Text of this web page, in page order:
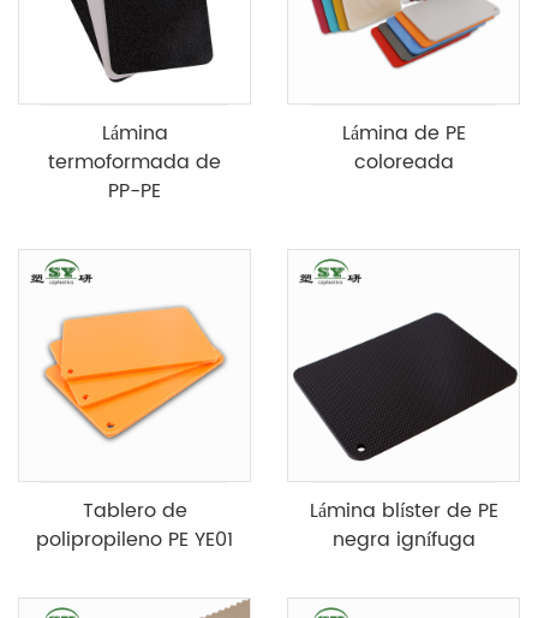
Lámina
termoformada de
PP-PE
Lámina de PE
coloreada
Tablero de
polipropileno PE YE01
Lámina blíster de PE
negra ignífuga